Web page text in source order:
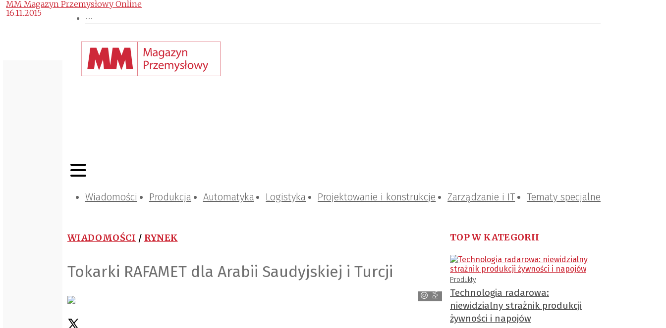
Wiadomości Produkcja Automatyka Logistyka Projektowanie i konstrukcje Zarządzanie i IT Tematy specjalne
WIADOMOŚCI / RYNEK
Tokarki RAFAMET dla Arabii Saudyjskiej i Turcji
RAFAMET
MM Magazyn Przemysłowy Online
16.11.2015
TOP W KATEGORII
Produkty
Technologia radarowa:
niewidzialny strażnik produkcji
żywności i napojów